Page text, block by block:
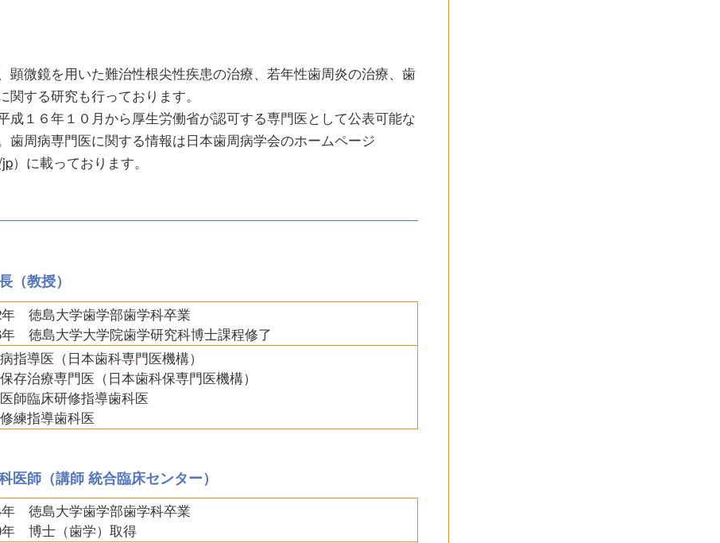
顕微鏡を用いた難治性根尖性疾患の治療、若年性歯周炎の治療、歯
関する研究も行っております。
成１６年１０月から厚生労働省が認可する専門医として公表可能な
歯周病専門医に関する情報は日本歯周病学会のホームページ
）に載っております。
（教授）
年 徳島大学歯学部歯学科卒業
年 徳島大学大学院歯学研究科博士課程修了
指導医（日本歯科専門医機構）
存治療専門医（日本歯科保専門医機構）
師臨床研修指導歯科医
練指導歯科医
医師（講師 統合臨床センター）
年 徳島大学歯学部歯学科卒業
年 博士（歯学）取得